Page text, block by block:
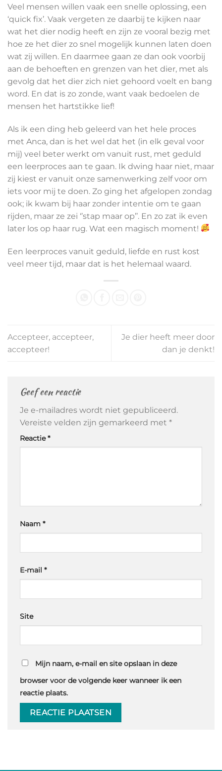
Veel mensen willen vaak een snelle oplossing, een
‘quick fix’. Vaak vergeten ze daarbij te kijken naar
wat het dier nodig heeft en zijn ze vooral bezig met
hoe ze het dier zo snel mogelijk kunnen laten doen
wat zij willen. En daarmee gaan ze dan ook voorbij
aan de behoeften en grenzen van het dier, met als
gevolg dat het dier zich niet gehoord voelt en bang
word. En dat is zo zonde, want vaak bedoelen de
mensen het hartstikke lief!
Als ik een ding heb geleerd van het hele proces
met Anca, dan is het wel dat het (in elk geval voor
mij) veel beter werkt om vanuit rust, met geduld
een leerproces aan te gaan. Ik dwing haar niet, maar
zij kiest er vanuit onze samenwerking zelf voor om
iets voor mij te doen. Zo ging het afgelopen zondag
ook; ik kwam bij haar zonder intentie om te gaan
rijden, maar ze zei ‘’stap maar op’’. En zo zat ik even
later los op haar rug. Wat een magisch moment!
Een leerproces vanuit geduld, liefde en rust kost
veel meer tijd, maar dat is het helemaal waard.
Accepteer, accepteer,
accepteer!
Je dier heeft meer door
dan je denkt!
Geef een reactie
Je e-mailadres wordt niet gepubliceerd.
Vereiste velden zijn gemarkeerd met *
Reactie*
Naam *
E-mail *
Site
Mijn naam, e-mail en site opslaan in deze
browser voor de volgende keer wanneer ik een
reactie plaats.